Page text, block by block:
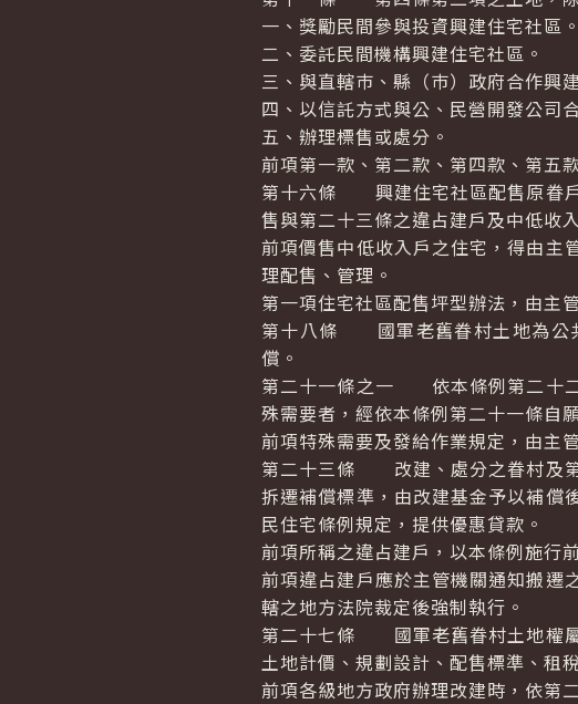
一、獎勵民間參與投資興建住宅社區。
二、委託民間機構興建住宅社區。
三、與直轄巿、縣（巿）政府合作興
四、以信託方式與公、民營開發公司
五、辦理標售或處分。
前項第一款、第二款、第四款、第五
第十六條 興建住宅社區配售原眷戶
售與第二十三條之違占建戶及中低收
前項價售中低收入戶之住宅，得由主
理配售、管理。
第一項住宅社區配售坪型辦法，由主
第十八條 國軍老舊眷村土地為公
償。
第二十一條之一 依本條例第二十二
殊需要者，經依本條例第二十一條自
前項特殊需要及發給作業規定，由主
第二十三條 改建、處分之眷村及第
拆遷補償標準，由改建基金予以補償
民住宅條例規定，提供優惠貸款。
前項所稱之違占建戶，以本條例施行
前項違占建戶應於主管機關通知搬遷
轄之地方法院裁定後強制執行。
第二十七條 國軍老舊眷村土地權屬
土地計價、規劃設計、配售標準、租
前項各級地方政府辦理改建時，依第